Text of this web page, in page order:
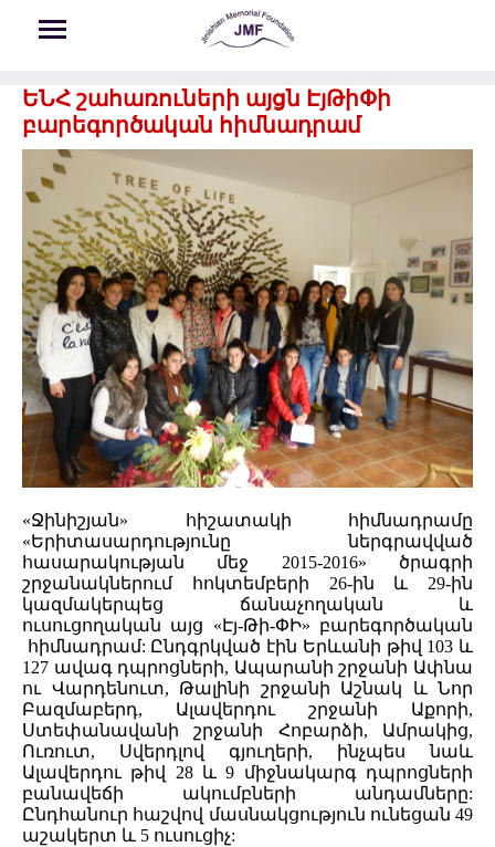
ԵՆՀ շահառուների այցն ԷյԹիՓի
բարեգործական հիմնադրամ
«Ջինիշյան» հիշատակի հիմնադրամը
«Երիտասարդությունը ներգրավված
հասարակության մեջ 2015-2016» ծրագրի
շրջանակներում հոկտեմբերի 26-ին և 29-ին
կազմակերպեց ճանաչողական և
ուսուցողական այց «Էյ-Թի-ՓԻ» բարեգործական
հիմնադրամ: Ընդգրկված էին Երևանի թիվ 103 և
127 ավագ դպրոցների, Ապարանի շրջանի Ափնա
ու Վարդենուտ, Թալինի շրջանի Աշնակ և Նոր
Բազմաբերդ, Ալավերդու շրջանի Աքորի,
Ստեփանավանի շրջանի Հոբարձի, Ամրակից,
Ուռուտ, Սվերդլով գյուղերի, ինչպես նաև
Ալավերդու թիվ 28 և 9 միջնակարգ դպրոցների
բանավեճի ակումբների անդամները:
Ընդհանուր հաշվով մասնակցություն ունեցան 49
աշակերտ և 5 ուսուցիչ: